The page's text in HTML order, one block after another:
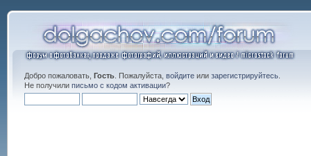
Добро пожаловать, Гость. Пожалуйста, войдитеили зарегистрируйтесь.
Не получили письмо с кодом активации?